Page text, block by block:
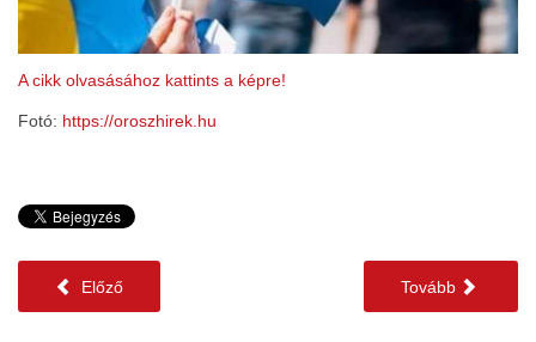
A cikk olvasásához kattints a képre!
Fotó: https://oroszhirek.hu
Előző Tovább